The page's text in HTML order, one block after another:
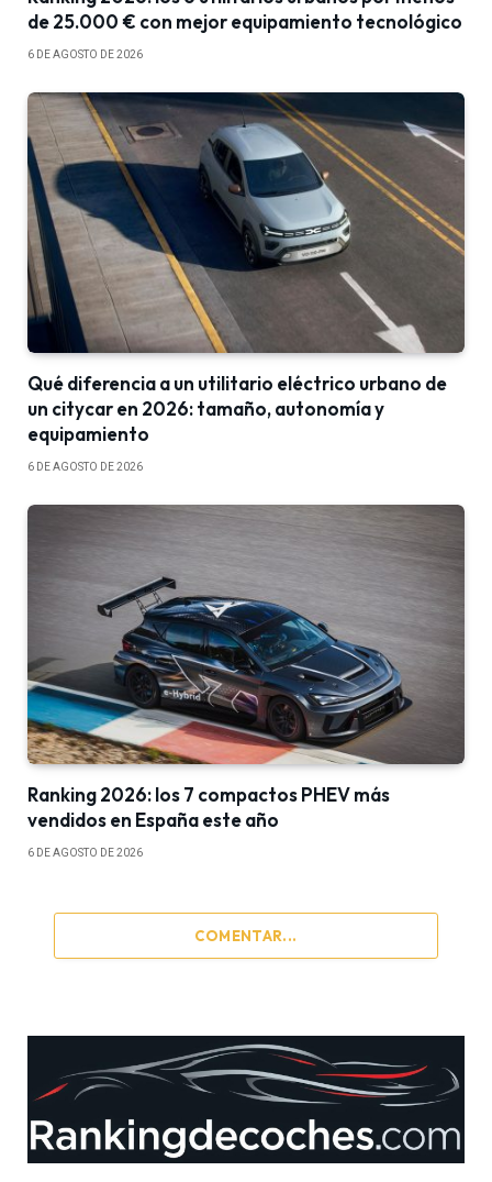
de 25.000 € con mejor equipamiento tecnológico
6 DE AGOSTO DE 2026
Qué diferencia a un utilitario eléctrico urbano de
un citycar en 2026: tamaño, autonomía y
equipamiento
6 DE AGOSTO DE 2026
Ranking 2026: los 7 compactos PHEV más
vendidos en España este año
6 DE AGOSTO DE 2026
COMENTAR...